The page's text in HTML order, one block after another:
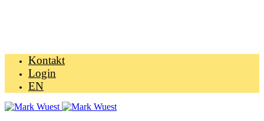
Kontakt
Login
EN